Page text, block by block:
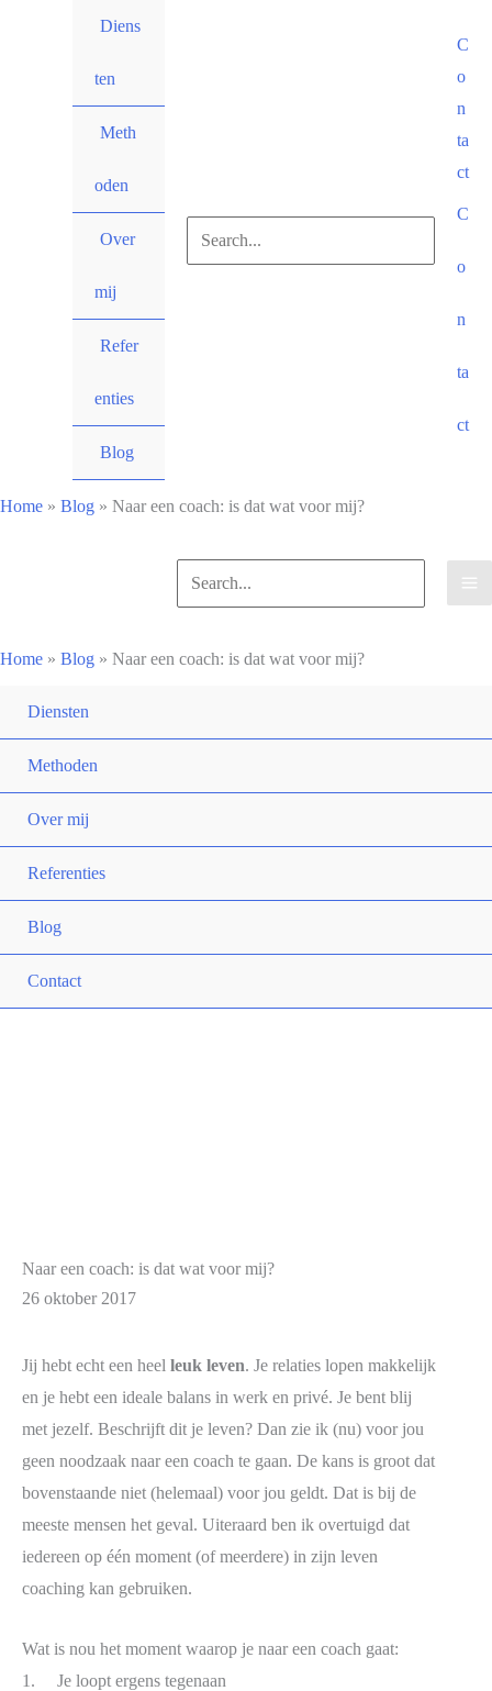
Diens
ten
Meth
oden
Over
mij
Refer
enties
Blog
Zoek
C
o
n
ta
ct
C
o
n
ta
ct
Home » Blog » Naar een coach: is dat wat voor mij?
Zoek
Home » Blog » Naar een coach: is dat wat voor mij?
Diensten
Methoden
Over mij
Referenties
Blog
Contact
Naar een coach: is dat wat voor mij?
26 oktober 2017
Jij hebt echt een heel leuk leven. Je relaties lopen makkelijk
en je hebt een ideale balans in werk en privé. Je bent blij
met jezelf. Beschrijft dit je leven? Dan zie ik (nu) voor jou
geen noodzaak naar een coach te gaan. De kans is groot dat
bovenstaande niet (helemaal) voor jou geldt. Dat is bij de
meeste mensen het geval. Uiteraard ben ik overtuigd dat
iedereen op één moment (of meerdere) in zijn leven
coaching kan gebruiken.
Wat is nou het moment waarop je naar een coach gaat:
1. Je loopt ergens tegenaan